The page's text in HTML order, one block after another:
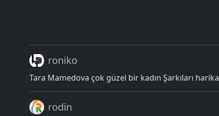
roniko
Tara Mamedova çok güzel bir kadın Şarkıları harika
rodin